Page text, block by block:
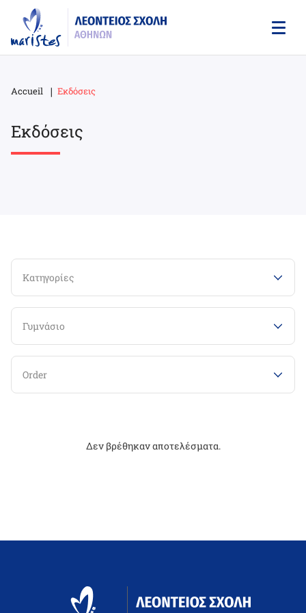
main
content
Breadcrumb
Accueil Εκδόσεις
Εκδόσεις
Κατηγορίες
Γυμνάσιο
Order
Δεν βρέθηκαν αποτελέσματα.